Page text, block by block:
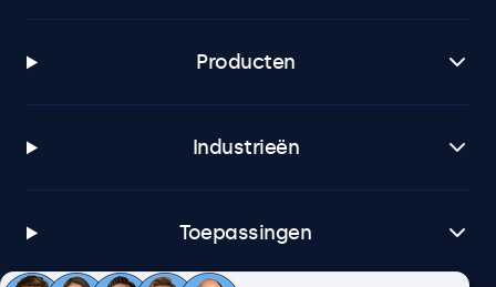
Producten
Industrieën
Toepassingen